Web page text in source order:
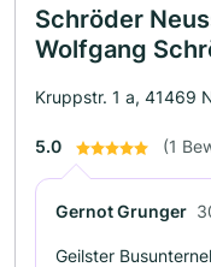
Schröder
Wolfgang
Kruppstr. 1 a, 41469
5.0 (1
Gernot Grunger
Geilster